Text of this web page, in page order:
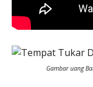
Gambar uang